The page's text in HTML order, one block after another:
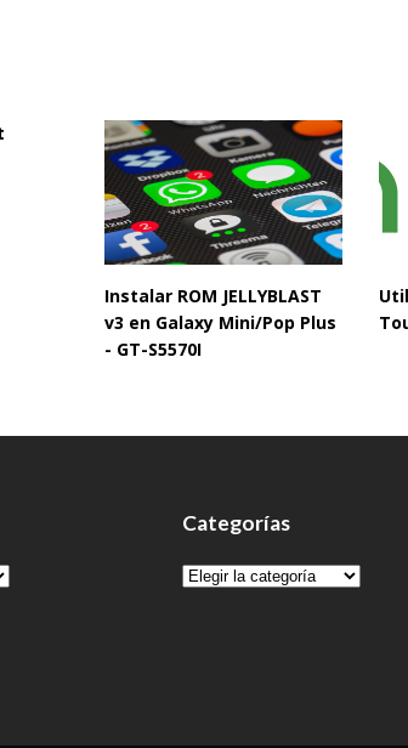
Instalar ROM JELLYBLAST
v3 en Galaxy Mini/Pop Plus
- GT-S5570I
Categorías
Categorías